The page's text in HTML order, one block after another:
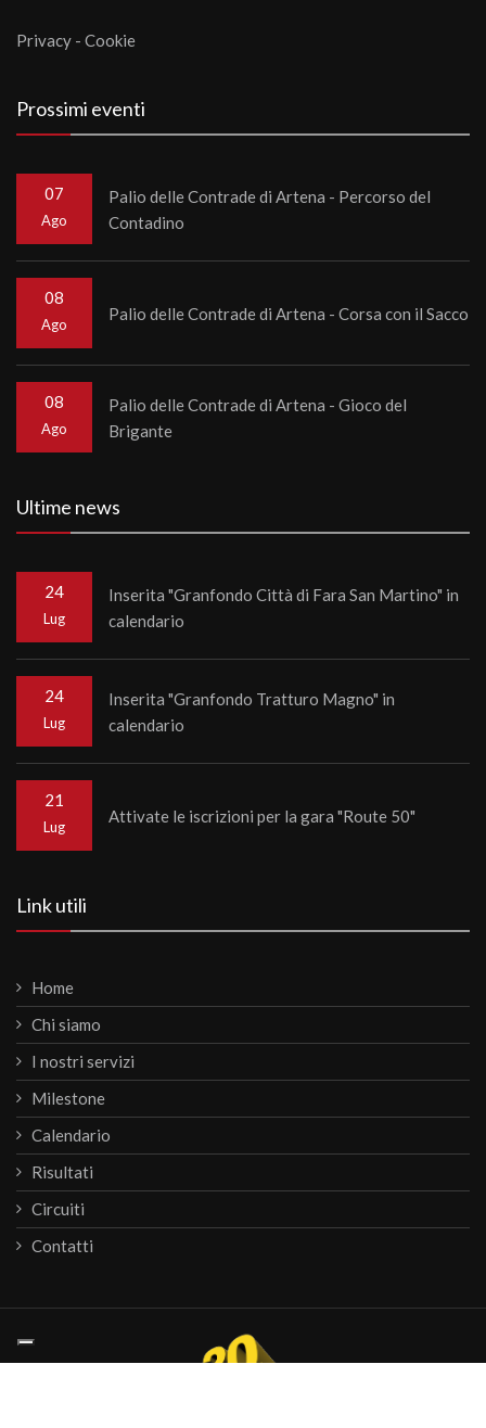
Privacy - Cookie
Prossimi eventi
07
Ago
Palio delle Contrade di Artena - Percorso del
Contadino
08
Ago
Palio delle Contrade di Artena - Corsa con il Sacco
08
Ago
Palio delle Contrade di Artena - Gioco del
Brigante
Ultime news
24
Lug
Inserita "Granfondo Città di Fara San Martino" in
calendario
24
Lug
Inserita "Granfondo Tratturo Magno" in
calendario
21
Lug
Attivate le iscrizioni per la gara "Route 50"
Link utili
Home
Chi siamo
I nostri servizi
Milestone
Calendario
Risultati
Circuiti
Contatti